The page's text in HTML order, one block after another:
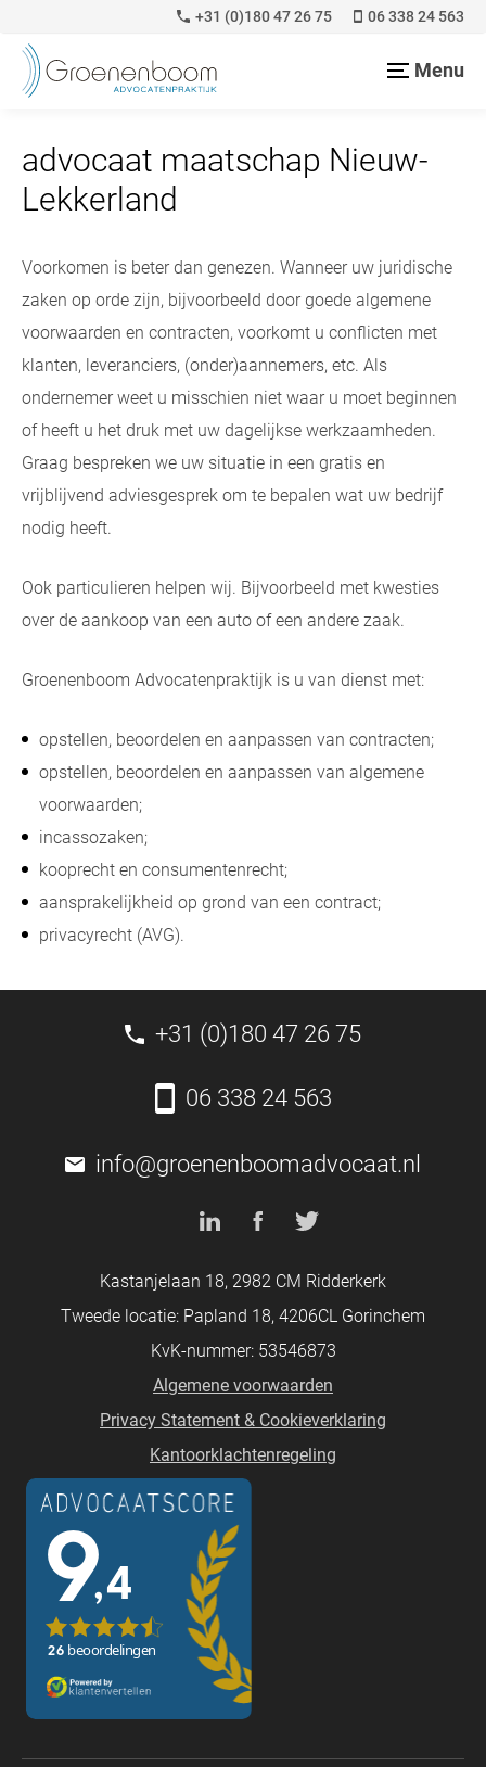
+31 (0)180 47 26 75 06 338 24 563
Menu
advocaat maatschap Nieuw-
Lekkerland
Voorkomen is beter dan genezen. Wanneer uw juridische
zaken op orde zijn, bijvoorbeeld door goede algemene
voorwaarden en contracten, voorkomt u conflicten met
klanten, leveranciers, (onder)aannemers, etc. Als
ondernemer weet u misschien niet waar u moet beginnen
of heeft u het druk met uw dagelijkse werkzaamheden.
Graag bespreken we uw situatie in een gratis en
vrijblijvend adviesgesprek om te bepalen wat uw bedrijf
nodig heeft.
Ook particulieren helpen wij. Bijvoorbeeld met kwesties
over de aankoop van een auto of een andere zaak.
Groenenboom Advocatenpraktijk is u van dienst met:
opstellen, beoordelen en aanpassen van contracten;
opstellen, beoordelen en aanpassen van algemene
voorwaarden;
incassozaken;
kooprecht en consumentenrecht;
aansprakelijkheid op grond van een contract;
privacyrecht (AVG).
+31 (0)180 47 26 75
06 338 24 563
info@groenenboomadvocaat.nl
Kastanjelaan 18, 2982 CM Ridderkerk
Tweede locatie: Papland 18, 4206CL Gorinchem
KvK-nummer: 53546873
Algemene voorwaarden
Privacy Statement & Cookieverklaring
Kantoorklachtenregeling